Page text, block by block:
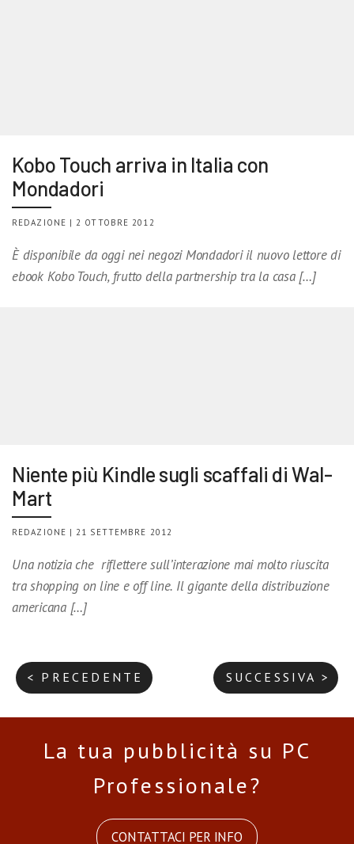
Kobo Touch arriva in Italia con
Mondadori
REDAZIONE | 2 OTTOBRE 2012
È disponibile da oggi nei negozi Mondadori il nuovo lettore di
ebook Kobo Touch, frutto della partnership tra la casa […]
Niente più Kindle sugli scaffali di Wal-
Mart
REDAZIONE | 21 SETTEMBRE 2012
Una notizia che riflettere sull’interazione mai molto riuscita
tra shopping on line e off line. Il gigante della distribuzione
americana […]
< PRECEDENTE SUCCESSIVA >
La tua pubblicità su PC
Professionale?
CONTATTACI PER INFO